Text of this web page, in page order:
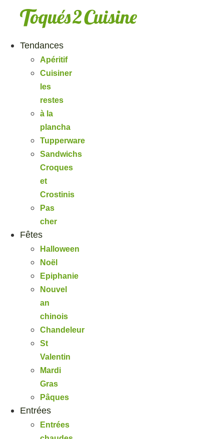
Tendances
Apéritif
Cuisiner
les
restes
à la
plancha
Tupperware
Sandwichs
Croques
et
Crostinis
Pas
cher
Fêtes
Halloween
Noël
Epiphanie
Nouvel
an
chinois
Chandeleur
St
Valentin
Mardi
Gras
Pâques
Entrées
Entrées